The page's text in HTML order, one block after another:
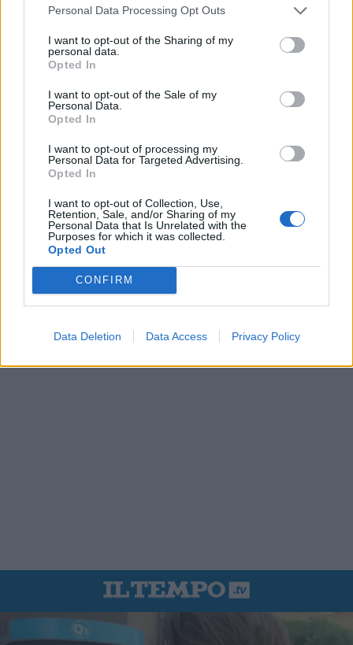
Personal Data Processing Opt Outs
I want to opt-out of the Sharing of my
personal data.
Opted In
I want to opt-out of the Sale of my
Personal Data.
Opted In
I want to opt-out of processing my
Personal Data for Targeted Advertising.
Opted In
I want to opt-out of Collection, Use,
Retention, Sale, and/or Sharing of my
Personal Data that Is Unrelated with the
Purposes for which it was collected.
Opted Out
CONFIRM
Data Deletion Data Access Privacy Policy